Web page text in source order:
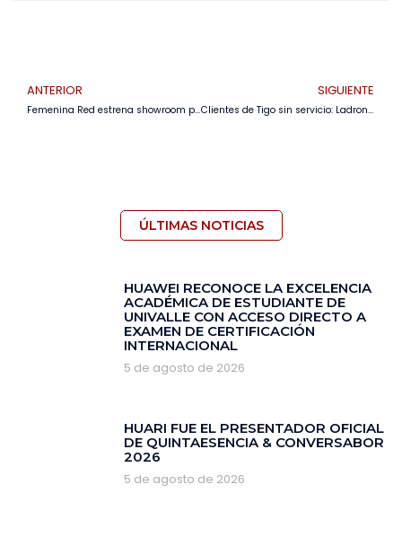
ANTERIOR
Femenina Red estrena showroom para su gran comunidad de promotoras y clientes
SIGUIENTE
Clientes de Tigo sin servicio: Ladrones roban cables de fibra óptica porque creen que contiene cobre
ÚLTIMAS NOTICIAS
HUAWEI RECONOCE LA EXCELENCIA
ACADÉMICA DE ESTUDIANTE DE
UNIVALLE CON ACCESO DIRECTO A
EXAMEN DE CERTIFICACIÓN
INTERNACIONAL
5 de agosto de 2026
HUARI FUE EL PRESENTADOR OFICIAL
DE QUINTAESENCIA & CONVERSABOR
2026
5 de agosto de 2026